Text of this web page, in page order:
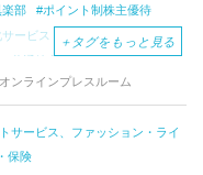
楽部
ポイント制株主優待
ービス
IR-navi」
共通株主優待コイン
ンシャルパートナー
ティングプラットフォーム
＋ タグをもっと見る
ンラインプレスルーム
サービス、ファッション・ライ
保険